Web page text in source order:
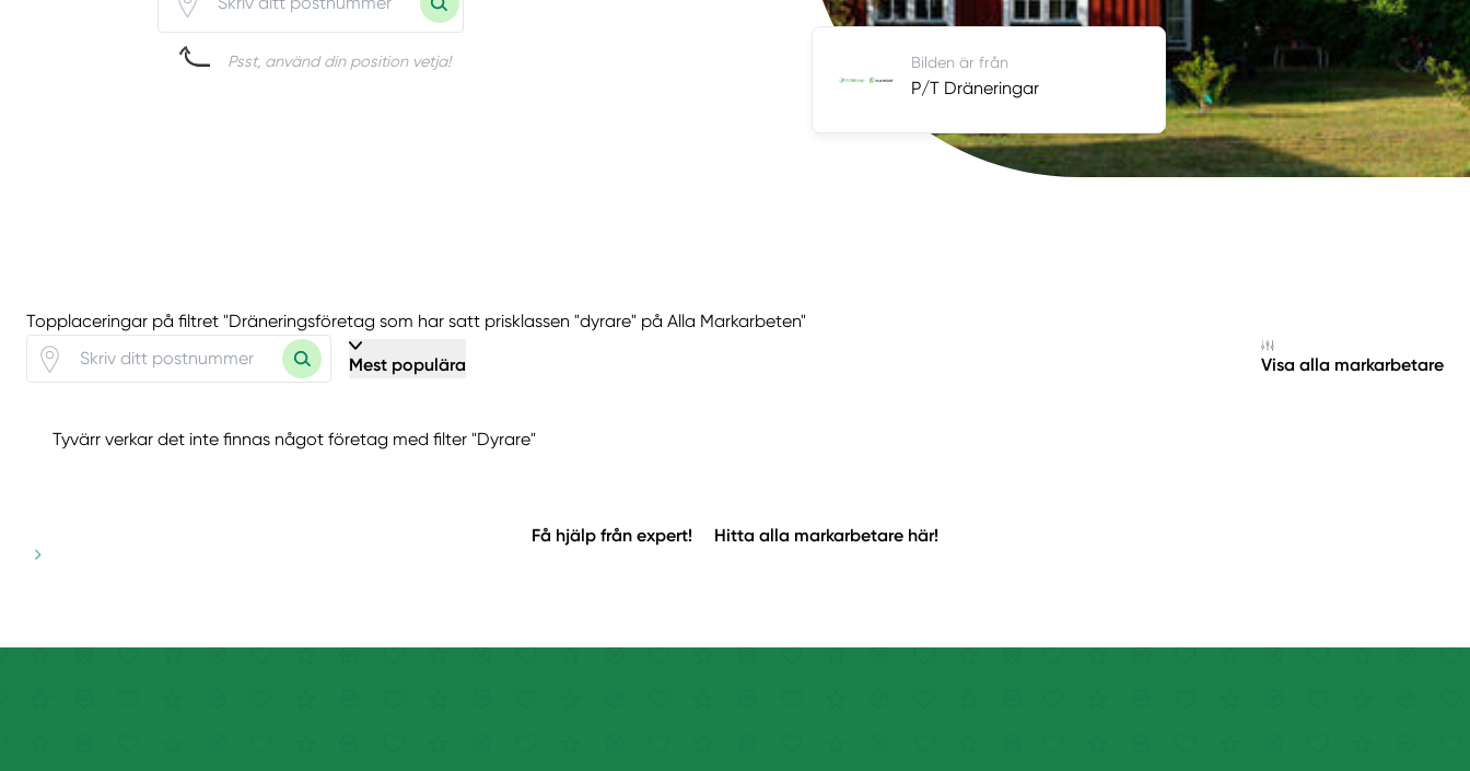
Psst, använd din position vetja! Bilden är från
P/T Dräneringar
Topplaceringar på filtret "Dräneringsföretag som har satt prisklassen "dyrare" på Alla Markarbeten"
Mest populära Visa alla markarbetare
Tyvärr verkar det inte finnas något företag med filter "Dyrare"
Få hjälp från expert! Hitta alla markarbetare här!